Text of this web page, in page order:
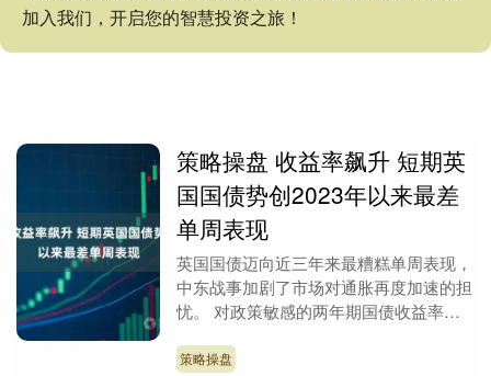
加入我们，开启您的智慧投资之旅！
策略操盘 收益率飙升 短期英
国国债势创2023年以来最差
单周表现
英国国债迈向近三年来最糟糕单周表现，
中东战事加剧了市场对通胀再度加速的担
忧。 对政策敏感的两年期国债收益率周
个基点，创20....
策略操盘